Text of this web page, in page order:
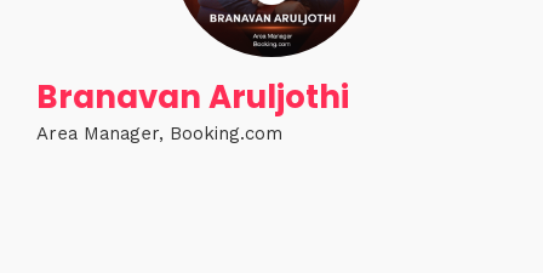
Branavan Aruljothi
Area Manager, Booking.com